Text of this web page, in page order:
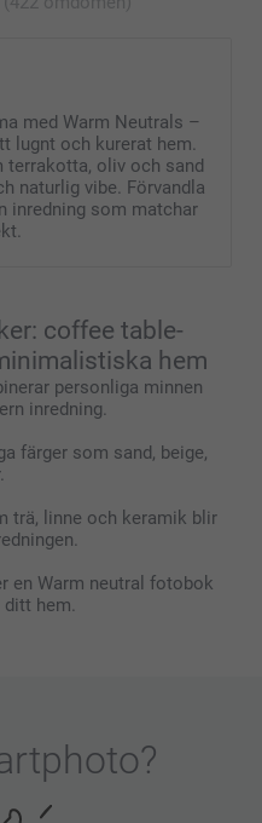
välkommen att
med Warm Neutrals –
lugnt och kurerat hem.
terrakotta, oliv och sand
naturlig vibe. Förvandla
inredning som matchar
coffee table-
hem
personliga minnen
inredning.
färger som sand, beige,
trä, linne och keramik blir
en Warm neutral fotobok
hem.
?